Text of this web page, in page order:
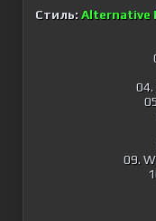
Стиль:Alternative
04.
09.